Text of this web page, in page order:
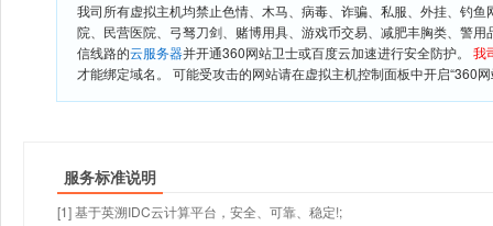
我司所有虚拟主机均禁止色情、木马、病毒、诈骗、私服、外挂、钓
院、民营医院、弓驽刀剑、赌博用具、游戏币交易、减肥丰胸类、警
信线路的云服务器并开通360网站卫士或百度云加速进行安全防护。 我
才能绑定域名。 可能受攻击的网站请在虚拟主机控制面板中开启“360
服务标准说明
[1] 基于英溯IDC云计算平台，安全、可靠、稳定!;